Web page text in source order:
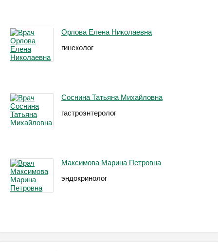
Орлова Елена Николаевна
гинеколог
Соснина Татьяна Михайловна
гастроэнтеролог
Максимова Марина Петровна
эндокринолог